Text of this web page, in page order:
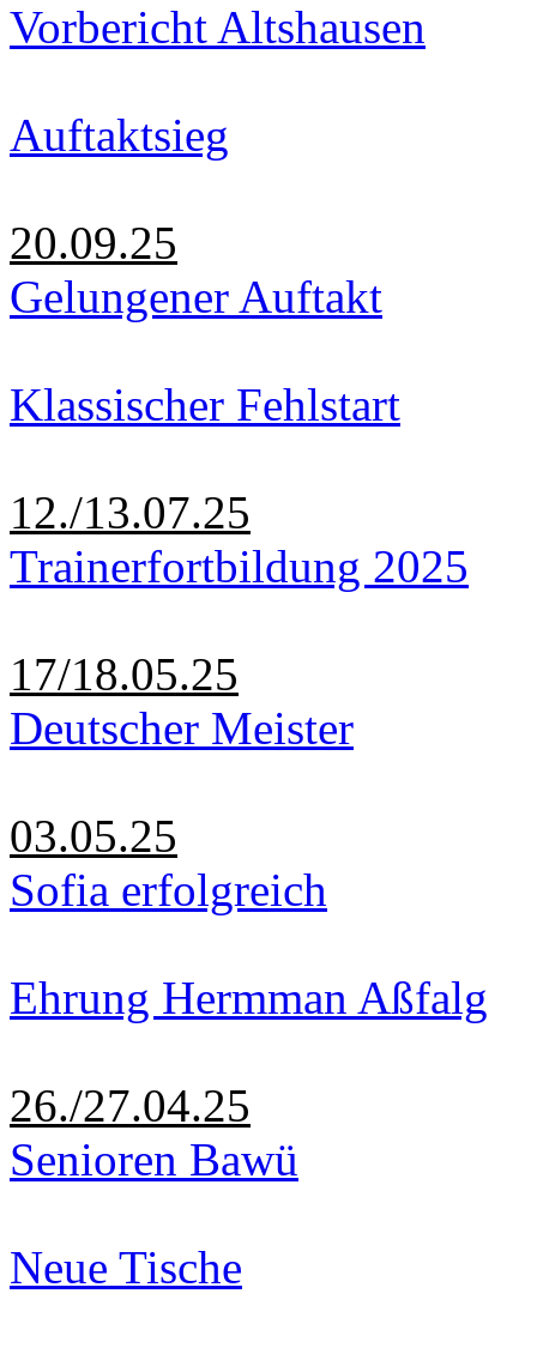
Vorbericht Altshausen
Auftaktsieg
20.09.25
Gelungener Auftakt
Klassischer Fehlstart
12./13.07.25
Trainerfortbildung 2025
17/18.05.25
Deutscher Meister
03.05.25
Sofia erfolgreich
Ehrung Hermman Aßfalg
26./27.04.25
Senioren Bawü
Neue Tische